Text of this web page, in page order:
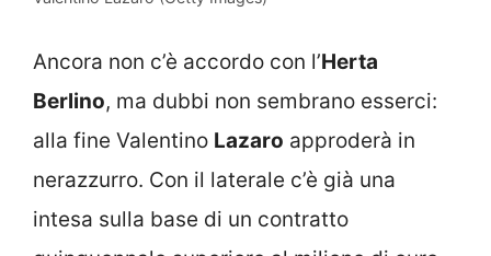
Ancora non c’è accordo con l’Herta
Berlino, ma dubbi non sembrano esserci:
alla fine Valentino Lazaro approderà in
nerazzurro. Con il laterale c’è già una
intesa sulla base di un contratto